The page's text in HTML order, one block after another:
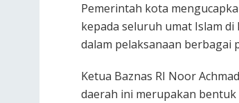
Pemerintah kota
kepada seluruh umat Islam
dalam pelaksanaan berbagai
Ketua Baznas RI Noor
daerah ini merupakan